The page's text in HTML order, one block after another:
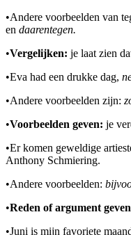
•Andere voorbeelden van
en daarentegen.
•Vergelijken: je laat zien
•Eva had een drukke dag,
•Andere voorbeelden zijn:
•Voorbeelden geven: je
•Er komen geweldige
Anthony Schmiering.
•Andere voorbeelden:
•Reden of argument
•Juni is mijn favoriete